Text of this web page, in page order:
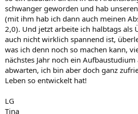
schwanger geworden und hab
(mit ihm hab ich dann auch meinen
2,0). Und jetzt arbeite ich halbtags als
auch nicht wirklich spannend ist,
was ich denn noch so machen kann,
nächstes Jahr noch ein
abwarten, ich bin aber doch ganz
Leben so entwickelt hat!
LG
Tina